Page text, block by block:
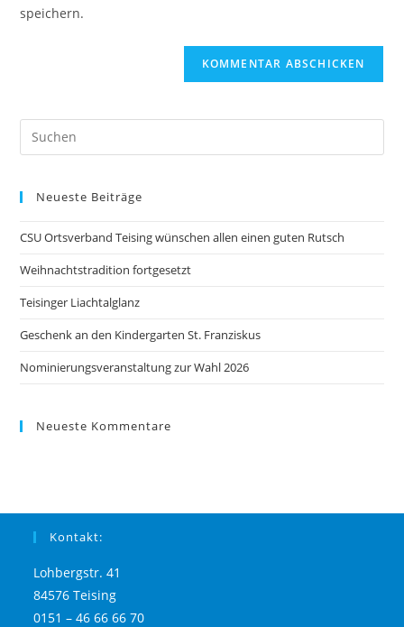
speichern.
Neueste Beiträge
CSU Ortsverband Teising wünschen allen einen guten Rutsch
Weihnachtstradition fortgesetzt
Teisinger Liachtalglanz
Geschenk an den Kindergarten St. Franziskus
Nominierungsveranstaltung zur Wahl 2026
Neueste Kommentare
Kontakt:
Lohbergstr. 41
84576 Teising
0151 – 46 66 66 70